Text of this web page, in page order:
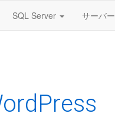
SQL Server サーバー